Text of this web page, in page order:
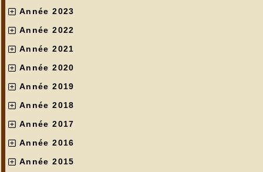
Année 2023
Année 2022
Année 2021
Année 2020
Année 2019
Année 2018
Année 2017
Année 2016
Année 2015